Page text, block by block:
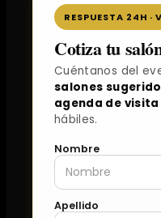
RESPUESTA 24H
Cotiza tu
Cuéntanos del
salones
agenda de visita
hábiles.
Nombre
Apellido